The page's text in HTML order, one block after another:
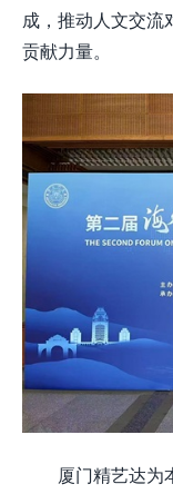
成，推动人文交流
贡献力量。
厦门精艺达为